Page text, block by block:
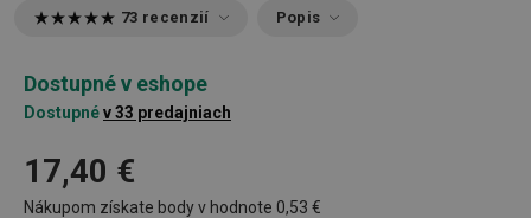
73 recenzií Popis
Dostupné v eshope
Dostupnév 33 predajniach
17,40 €
Nákupom získate body v hodnote 0,53 €